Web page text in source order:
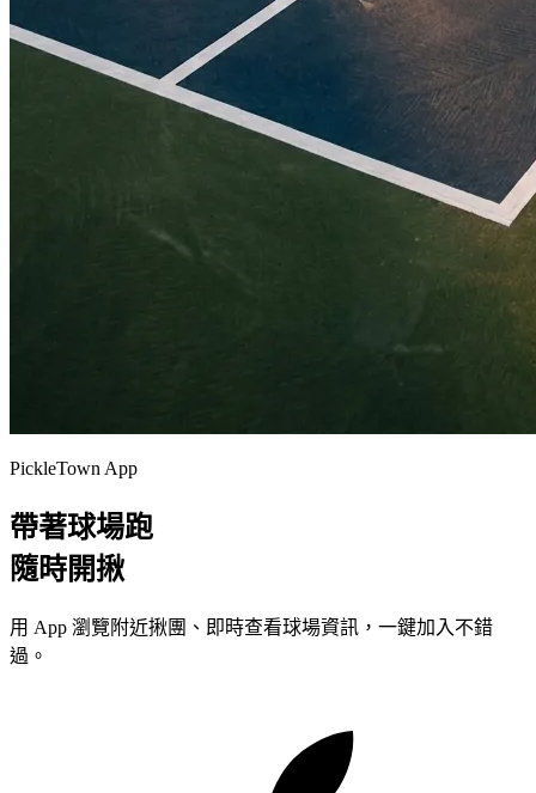
PickleTown App
帶著球場跑
隨時開揪
用 App 瀏覽附近揪團、即時查看球場資訊，一鍵加入不錯
過。